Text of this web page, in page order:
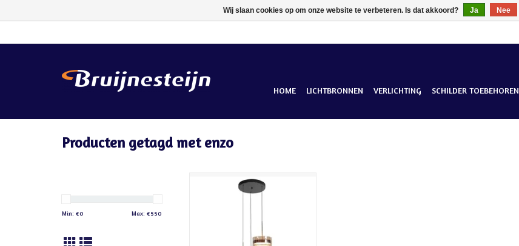
HOME LICHTBRONNEN VERLICHTING SCHILDER TOEBEHOREN
Producten getagd met enzo
Min: €0 Max: €550
Ronde Highlight Enzo hanglamp 3-
lichts met amber glas en warm LED
Wij slaan cookies op om onze website te verbeteren. Is dat akkoord? Ja Nee